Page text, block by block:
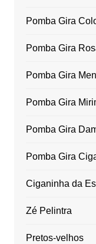
Pomba Gira
Pomba Gira
Pomba Gira
Pomba Gira
Pomba Gira
Pomba Gira
Ciganinha da
Zé Pelintra
Pretos-velhos